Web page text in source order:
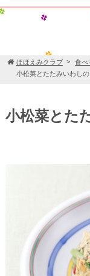
ほほえみクラブ 食べ
小松菜とたたみいわし
小松菜とた